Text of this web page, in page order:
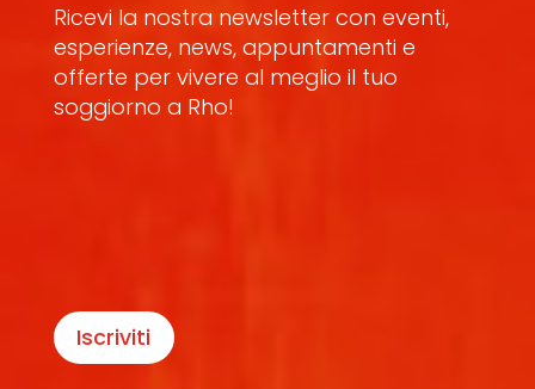
Ricevi la nostra newsletter con eventi,
esperienze, news, appuntamenti e
offerte per vivere al meglio il tuo
soggiorno a Rho!
Iscriviti